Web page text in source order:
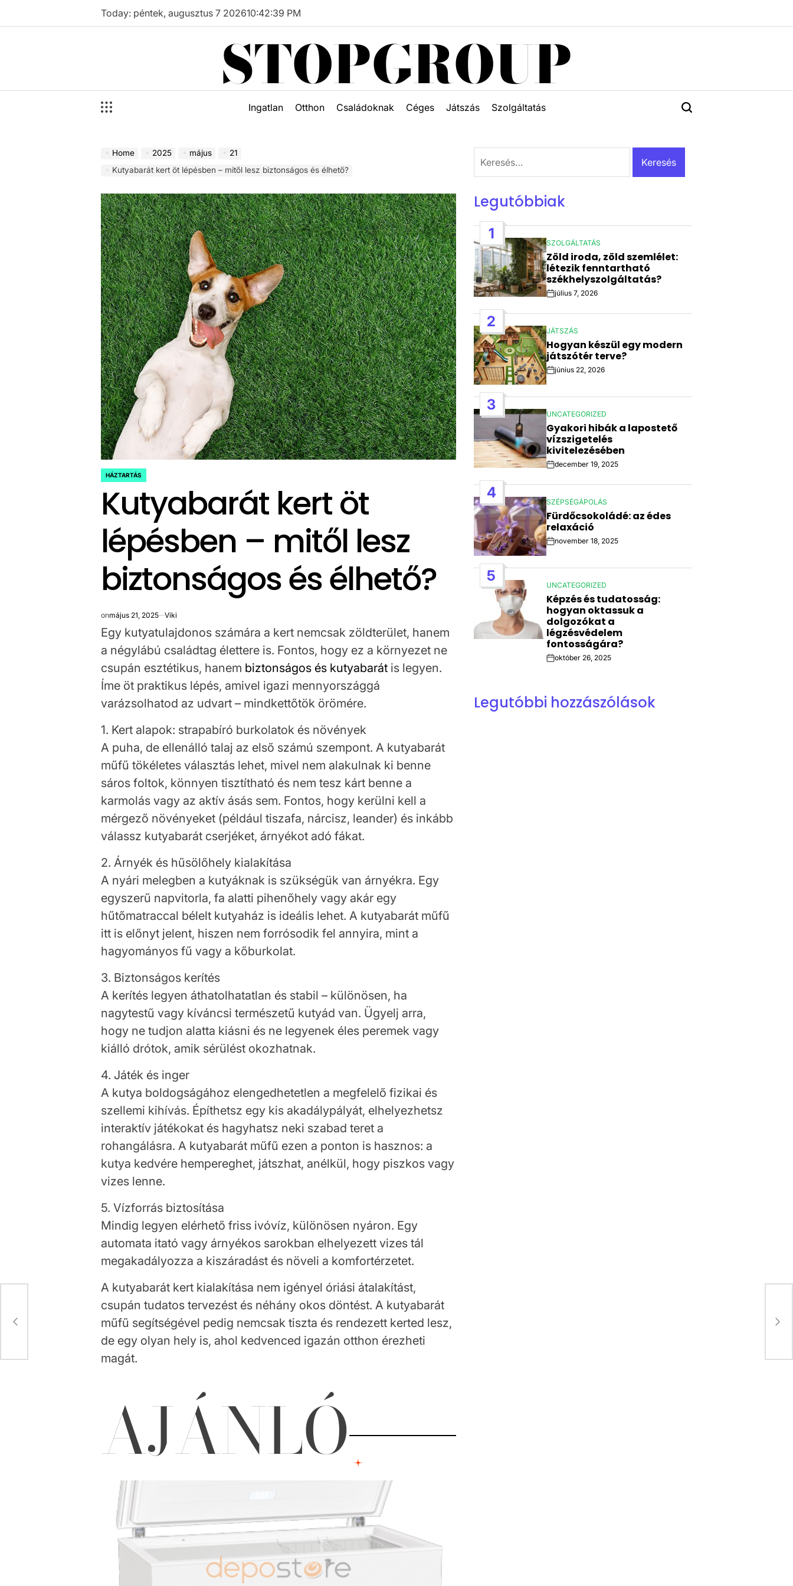
Today: péntek, augusztus 7 202610:42:41 PM
STOPGROUP
Ingatlan Otthon Családoknak Céges Játszás Szolgáltatás
Home 2025 május
21
Kutyabarát kert öt lépésben – mitől lesz biztonságos és élhető?
POSTED
HÁZTARTÁS
Kutyabarát kert öt
lépésben – mitől lesz
biztonságos és élhető?
onmájus 21, 2025 Viki
Egy kutyatulajdonos számára a kert nemcsak zöldterület, hanem
a négylábú családtag élettere is. Fontos, hogy ez a környezet ne
csupán esztétikus, hanem biztonságos és kutyabarát is legyen.
Íme öt praktikus lépés, amivel igazi mennyországgá
varázsolhatod az udvart – mindkettőtök örömére.
1. Kert alapok: strapabíró burkolatok és növények
A puha, de ellenálló talaj az első számú szempont. A kutyabarát
műfű tökéletes választás lehet, mivel nem alakulnak ki benne
sáros foltok, könnyen tisztítható és nem tesz kárt benne a
karmolás vagy az aktív ásás sem. Fontos, hogy kerülni kell a
mérgező növényeket (például tiszafa, nárcisz, leander) és inkább
válassz kutyabarát cserjéket, árnyékot adó fákat.
2. Árnyék és hűsölőhely kialakítása
A nyári melegben a kutyáknak is szükségük van árnyékra. Egy
egyszerű napvitorla, fa alatti pihenőhely vagy akár egy
hűtőmatraccal bélelt kutyaház is ideális lehet. A kutyabarát műfű
itt is előnyt jelent, hiszen nem forrósodik fel annyira, mint a
hagyományos fű vagy a kőburkolat.
3. Biztonságos kerítés
A kerítés legyen áthatolhatatlan és stabil – különösen, ha
nagytestű vagy kíváncsi természetű kutyád van. Ügyelj arra,
hogy ne tudjon alatta kiásni és ne legyenek éles peremek vagy
kiálló drótok, amik sérülést okozhatnak.
4. Játék és inger
A kutya boldogságához elengedhetetlen a megfelelő fizikai és
szellemi kihívás. Építhetsz egy kis akadálypályát, elhelyezhetsz
interaktív játékokat és hagyhatsz neki szabad teret a
rohangálásra. A kutyabarát műfű ezen a ponton is hasznos: a
kutya kedvére hempereghet, játszhat, anélkül, hogy piszkos vagy
vizes lenne.
5. Vízforrás biztosítása
Mindig legyen elérhető friss ivóvíz, különösen nyáron. Egy
automata itató vagy árnyékos sarokban elhelyezett vizes tál
megakadályozza a kiszáradást és növeli a komfortérzetet.
A kutyabarát kert kialakítása nem igényel óriási átalakítást,
csupán tudatos tervezést és néhány okos döntést. A kutyabarát
műfű segítségével pedig nemcsak tiszta és rendezett kerted lesz,
de egy olyan hely is, ahol kedvenced igazán otthon érezheti
magát.
AJÁNLÓ
a
Legutóbbiak
1
POSTED
IN
SZOLGÁLTATÁS
Zöld iroda, zöld szemlélet:
létezik fenntartható
székhelyszolgáltatás?
Postjúlius 7, 2026
2
POSTED
IN
JÁTSZÁS
Hogyan készül egy modern
játszótér terve?
Post
Date
június 22, 2026
3
POSTED
IN
UNCATEGORIZED
Gyakori hibák a lapostető
vízszigetelés
kivitelezésében
Postdecember 19, 2025
4
POSTED
IN
SZÉPSÉGÁPOLÁS
Fürdőcsokoládé: az édes
relaxáció
Post
Date
november 18, 2025
5
POSTED
IN
UNCATEGORIZED
Képzés és tudatosság:
hogyan oktassuk a
dolgozókat a
légzésvédelem
fontosságára?
Postoktóber 26, 2025
Legutóbbi hozzászólások